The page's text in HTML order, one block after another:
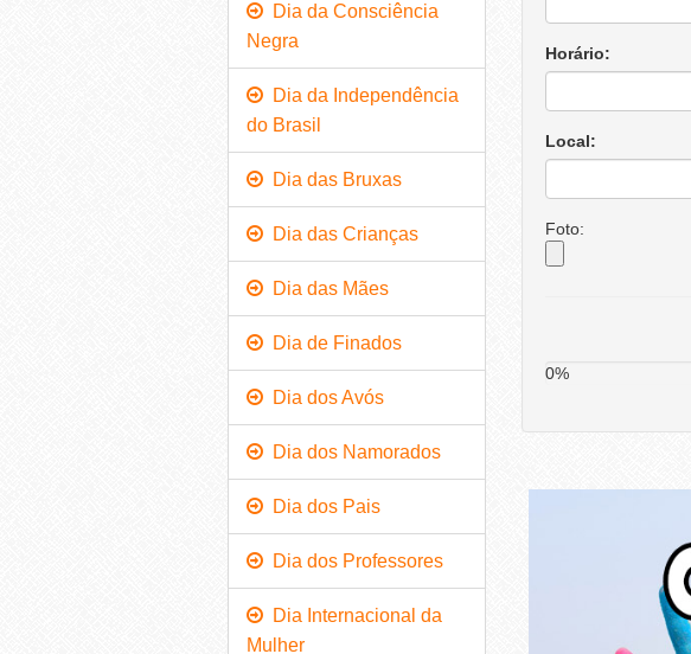
Horário:
Local:
Foto:
0%
Dia da Consciência
Negra
Dia da Independência
do Brasil
Dia das Bruxas
Dia das Crianças
Dia das Mães
Dia de Finados
Dia dos Avós
Dia dos Namorados
Dia dos Pais
Dia dos Professores
Dia Internacional da
Mulher